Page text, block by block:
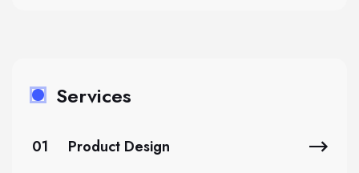
Services
01
Product Design